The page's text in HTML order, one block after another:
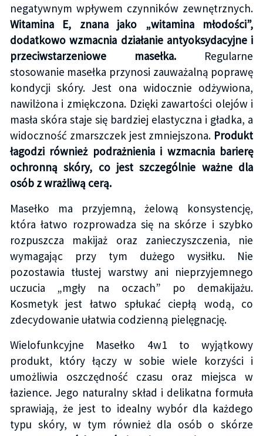
negatywnym wpływem czynników zewnętrznych.
Witamina E, znana jako „witamina młodości”,
dodatkowo wzmacnia działanie antyoksydacyjne i
przeciwstarzeniowe masełka. Regularne
stosowanie masełka przynosi zauważalną poprawę
kondycji skóry. Jest ona widocznie odżywiona,
nawilżona i zmiękczona. Dzięki zawartości olejów i
masła skóra staje się bardziej elastyczna i gładka, a
widoczność zmarszczek jest zmniejszona. Produkt
łagodzi również podrażnienia i wzmacnia barierę
ochronną skóry, co jest szczególnie ważne dla
osób z wrażliwą cerą.
Masełko ma przyjemną, żelową konsystencję,
która łatwo rozprowadza się na skórze i szybko
rozpuszcza makijaż oraz zanieczyszczenia, nie
wymagając przy tym dużego wysiłku. Nie
pozostawia tłustej warstwy ani nieprzyjemnego
uczucia „mgły na oczach” po demakijażu.
Kosmetyk jest łatwo spłukać ciepłą wodą, co
zdecydowanie ułatwia codzienną pielęgnację.
Wielofunkcyjne Masełko 4w1 to wyjątkowy
produkt, który łączy w sobie wiele korzyści i
umożliwia oszczędność czasu oraz miejsca w
łazience. Jego naturalny skład i delikatna formuła
sprawiają, że jest to idealny wybór dla każdego
typu skóry, w tym również dla osób o skórze